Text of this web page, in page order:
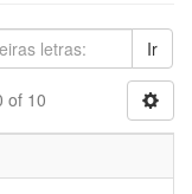
Ir
of 10